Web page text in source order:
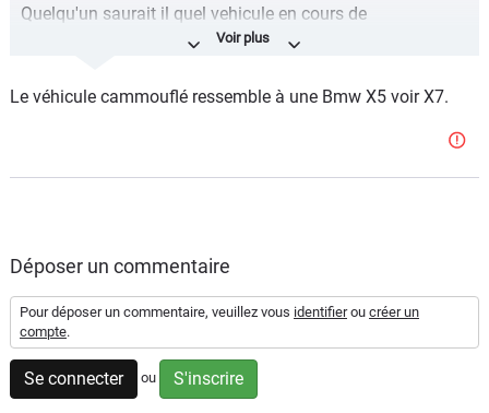
Quelqu'un saurait il quel vehicule en cours de
developpement se cache en arrière plan de ce sportage
Le véhicule cammouflé ressemble à une Bmw X5 voir X7.
Déposer un commentaire
Pour déposer un commentaire, veuillez vous identifierou créer un
compte.
Se connecter ou S'inscrire